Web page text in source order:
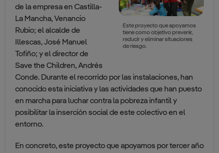
Este proyecto que apoyamos
tiene como objetivo prevenir,
reducir y eliminar situaciones
de riesgo.
de la empresa en Castilla-
La Mancha, Venancio
Rubio; el alcalde de
Illescas, José Manuel
Tofiño; y el director de
Save the Children, Andrés
Conde. Durante el recorrido por las instalaciones, han
conocido esta iniciativa y las actividades que han puesto
en marcha para luchar contra la pobreza infantil y
posibilitar la inserción social de este colectivo en el
entorno.
En concreto, este proyecto que apoyamos por tercer año